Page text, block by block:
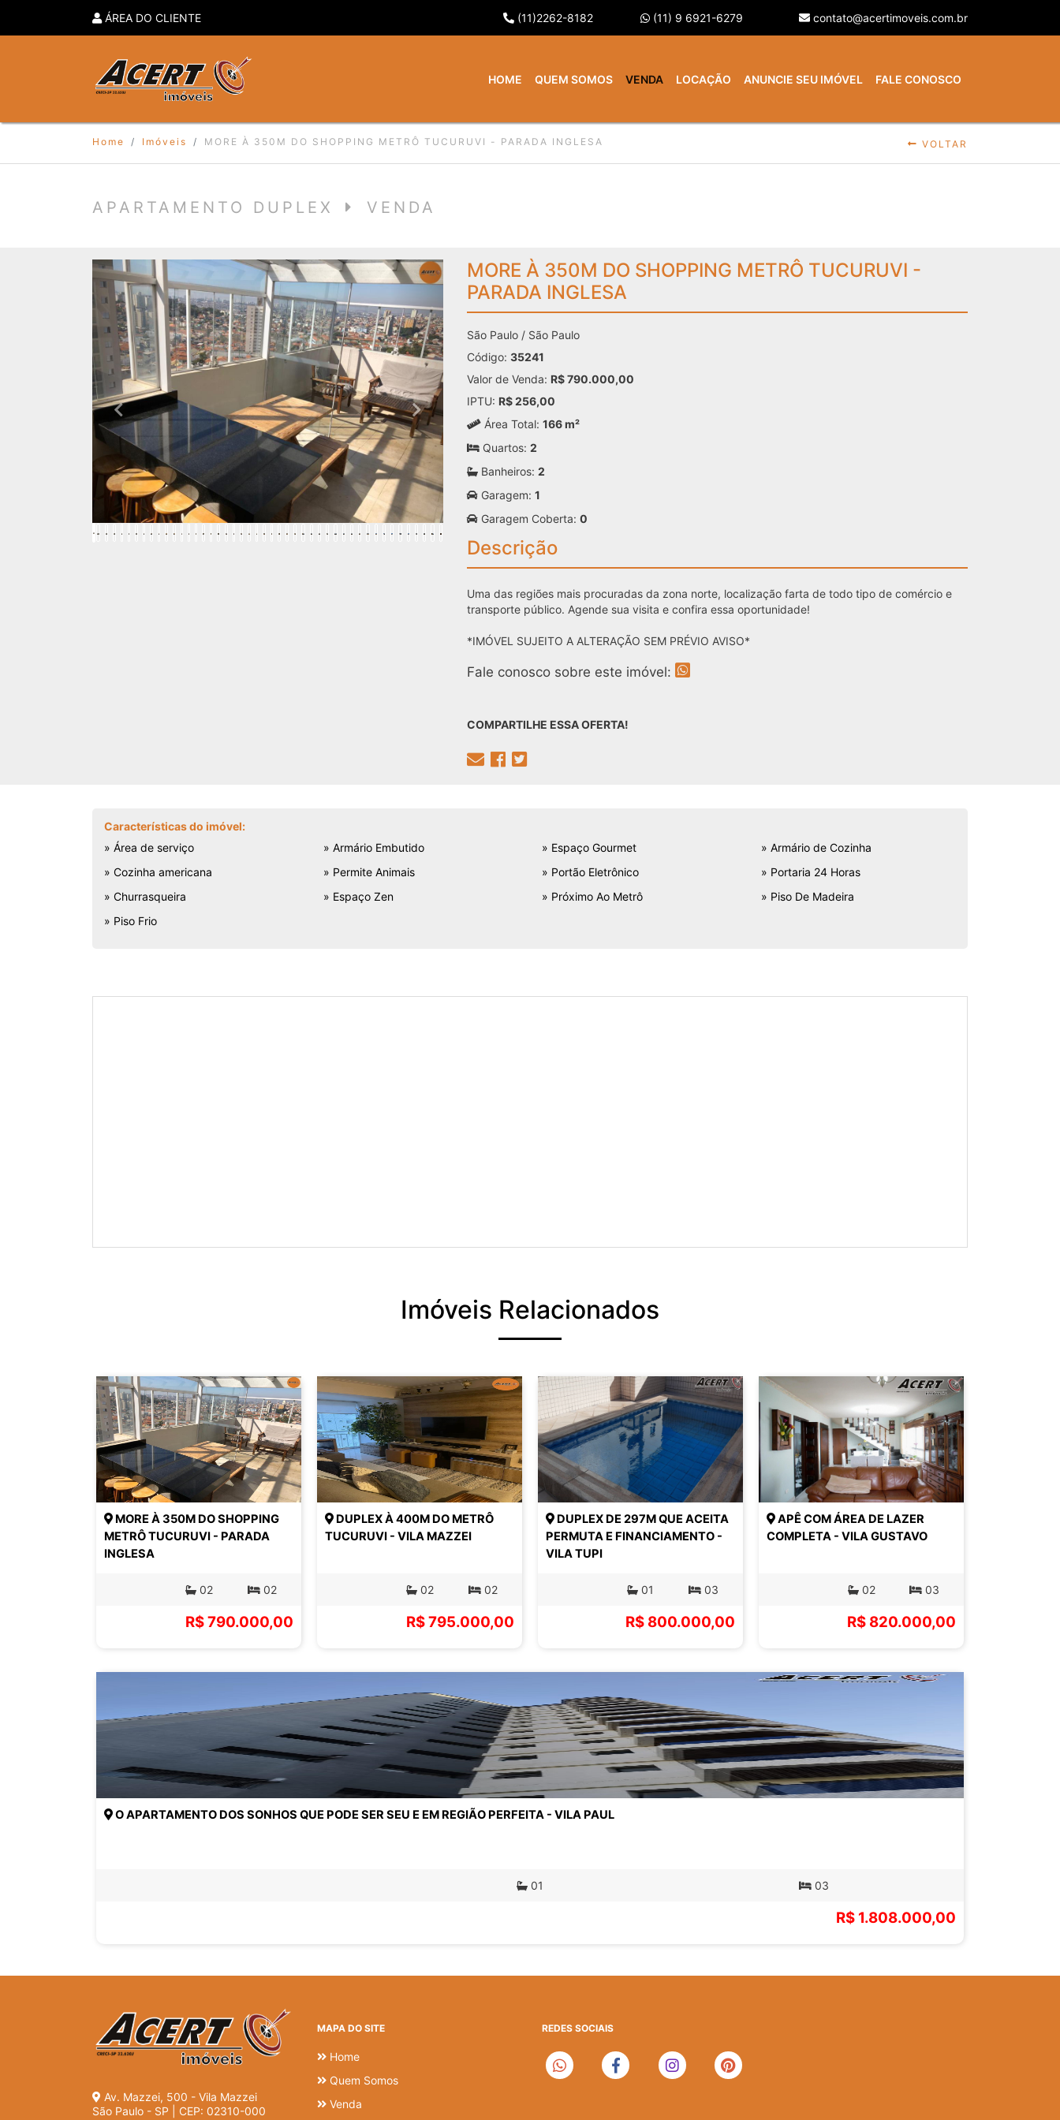
ÁREA DO CLIENTE (11)2262-8182 (11) 9 6921-6279 contato@acertimoveis.com.br
HOME QUEM SOMOS VENDA LOCAÇÃO ANUNCIE SEU IMÓVEL FALE CONOSCO
Home Imóveis MORE À 350M DO SHOPPING METRÔ TUCURUVI - PARADA INGLESA VOLTAR
APARTAMENTO DUPLEX VENDA
MORE À 350M DO SHOPPING METRÔ TUCURUVI -
PARADA INGLESA
São Paulo / São Paulo
Código: 35241
Valor de Venda: R$ 790.000,00
IPTU: R$ 256,00
Área Total: 166 m²
Quartos: 2
Banheiros: 2
Garagem: 1
Garagem Coberta: 0
Descrição
Uma das regiões mais procuradas da zona norte, localização farta de todo tipo de comércio e
transporte público. Agende sua visita e confira essa oportunidade!
*IMÓVEL SUJEITO A ALTERAÇÃO SEM PRÉVIO AVISO*
Fale conosco sobre este imóvel:
COMPARTILHE ESSA OFERTA!
Características do imóvel:
» Área de serviço
» Armário Embutido » Espaço Gourmet
» Armário de Cozinha
» Cozinha americana
» Permite Animais » Portão Eletrônico
» Portaria 24 Horas
» Churrasqueira
» Espaço Zen » Próximo Ao Metrô
» Piso De Madeira
» Piso Frio
Imóveis Relacionados
MORE À 350M DO SHOPPING
METRÔ TUCURUVI - PARADA
INGLESA
02 02
R$ 790.000,00
DUPLEX À 400M DO METRÔ
TUCURUVI - VILA MAZZEI
02 02
R$ 795.000,00
DUPLEX DE 297M QUE ACEITA
PERMUTA E FINANCIAMENTO -
VILA TUPI
01 03
R$ 800.000,00
APÊ COM ÁREA DE LAZER
COMPLETA - VILA GUSTAVO
02 03
R$ 820.000,00
O APARTAMENTO DOS SONHOS QUE PODE SER SEU E EM REGIÃO PERFEITA - VILA PAUL
01 03
R$ 1.808.000,00
Av. Mazzei, 500 - Vila Mazzei
São Paulo - SP | CEP: 02310-000
MAPA DO SITE
Home
Quem Somos
Venda
REDES SOCIAIS